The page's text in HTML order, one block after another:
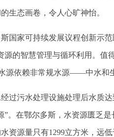
生态画卷，令人心旷神怡。
家可持续发展议程创新示范
源的智慧管理与循环利用。值
源依赖非常规水源——中水和
污水处理设施处理后水质达
”。在鄂尔多斯，水资源匮乏
资源量只有1299立方米，远